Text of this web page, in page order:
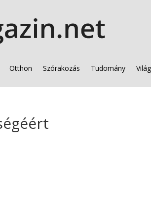
Otthon Szórakozás Tudomány Világ